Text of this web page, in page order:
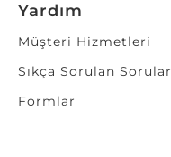
Yardım
Müşteri Hizmetleri
Sıkça Sorulan Sorular
Formlar